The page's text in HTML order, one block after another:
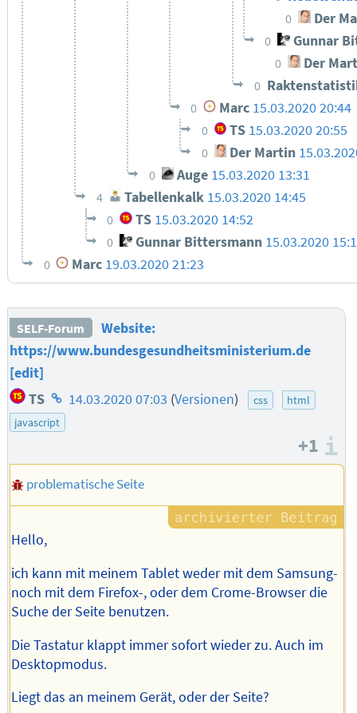
0 Der
0 Gunnar
0 Der
0
0 Marc 15.03.2020 20:44
0 TS 15.03.2020 20:55
0 Der Martin
0 Auge 15.03.2020 13:31
4 Tabellenkalk 15.03.2020 14:45
0 TS 15.03.2020 14:52
0 Gunnar Bittersmann 15.03.2020
0 Marc 19.03.2020 21:23
SELF-Forum
Website:
https://www.bundesgesundheitsministerium.de
[edit]
TS Homepage
des
14.03.2020 07:03 (Versionen) css
html
javascript
+1
problematische Seite
Hello,
ich kann mit meinem Tablet weder mit dem Samsung-
noch mit dem Firefox-, oder dem Crome-Browser die
Suche der Seite benutzen.
Die Tastatur klappt immer sofort wieder zu. Auch im
Desktopmodus.
Liegt das an meinem Gerät, oder der Seite?